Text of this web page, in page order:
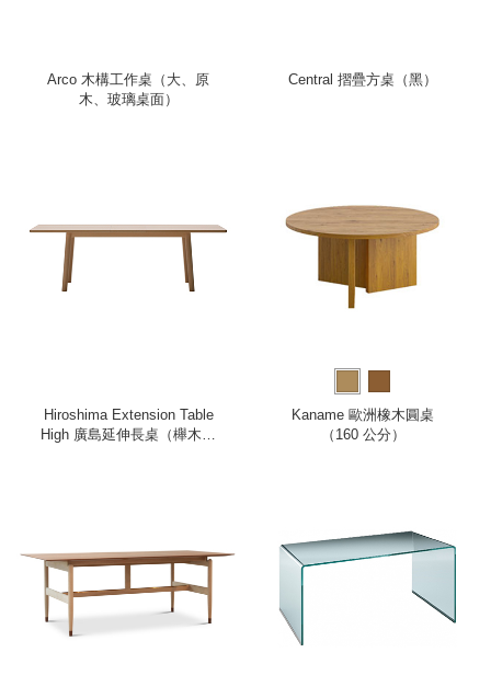
Arco 木構工作桌（大、原
木、玻璃桌面）
Central 摺疊方桌（黑）
Hiroshima Extension Table
High 廣島延伸長桌（櫸木、
Kaname 歐洲橡木圓桌
（160 公分）